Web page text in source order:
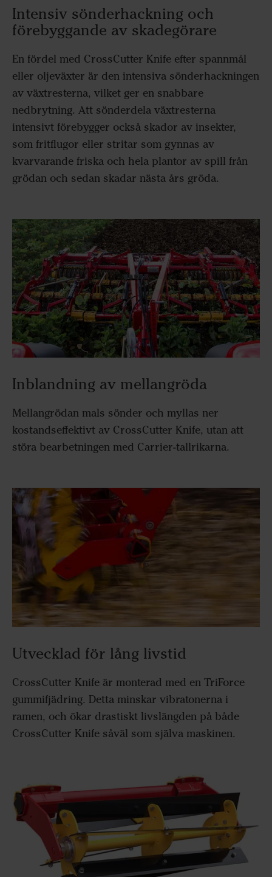
Intensiv sönderhackning och
förebyggande av skadegörare
En fördel med CrossCutter Knife efter spannmål
eller oljeväxter är den intensiva sönderhackningen
av växtresterna, vilket ger en snabbare
nedbrytning. Att sönderdela växtresterna
intensivt förebygger också skador av insekter,
som fritflugor eller stritar som gynnas av
kvarvarande friska och hela plantor av spill från
grödan och sedan skadar nästa års gröda.
Inblandning av mellangröda
Mellangrödan mals sönder och myllas ner
kostandseffektivt av CrossCutter Knife, utan att
störa bearbetningen med Carrier-tallrikarna.
Utvecklad för lång livstid
CrossCutter Knife är monterad med en TriForce
gummifjädring. Detta minskar vibratonerna i
ramen, och ökar drastiskt livslängden på både
CrossCutter Knife såväl som själva maskinen.